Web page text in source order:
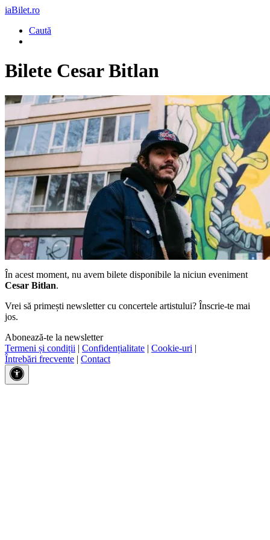
iaBilet.ro
Caută
Bilete Cesar Bitlan
În acest moment, nu avem bilete disponibile la niciun eveniment
Cesar Bitlan.
Vrei să primești newsletter cu concertele artistului? Înscrie-te mai
jos.
Abonează-te la newsletter
Termeni și condiții | Confidențialitate | Cookie-uri |
Întrebări frecvente | Contact